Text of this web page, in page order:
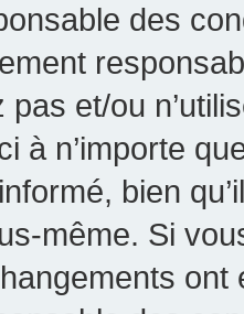
des
pas et/ou
à n’importe
bien
même. Si
ont